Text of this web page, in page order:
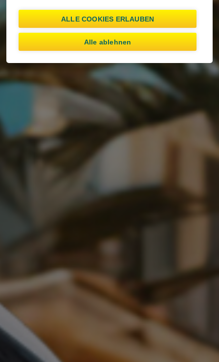
ALLE COOKIES ERLAUBEN
Alle ablehnen